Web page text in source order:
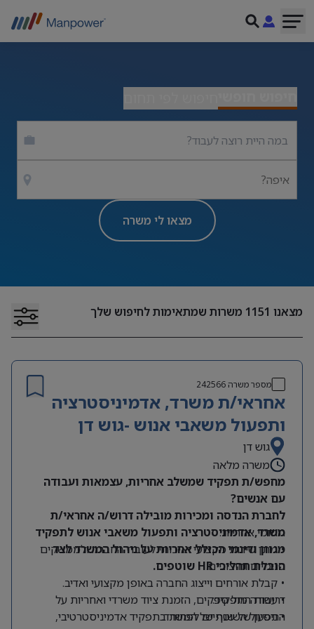
איפה?
מצאו לי משרה
מצאנו 1151 משרות שמתאימות לחיפוש שלך
מספר משרה242566
אחראי/ת משרד, אדמיניסטרציה
ותפעול משאבי אנוש -גוש דן
גוש דן
משרה מלאה
מחפש/ת תפקיד שמשלב אחריות, עצמאות ועבודה
עם אנשים?
לחברת הנדסה ומכירות מובילה דרוש/ה אחראי/ת
משרד, אדמיניסטרציה ותפעול משאבי אנוש לתפקיד
מגוון ודינמי הכולל אחריות על ניהול המשרד לצד
הובלת תהליכי HR שוטפים.
תחומי אחריות:
• מתן שירות מקצועי ואיכותי לעובדי החברה ולממשקים
פנימיים וחיצוניים.
• קבלת אורחים וייצוג החברה באופן מקצועי ואדיב.
• עבודה מול ספקים, הזמנת ציוד משרדי ואחריות על
התפעול השוטף של המשרד.
דרישות התפקיד:
• ניסיון של שנתיים לפחות בתפקיד אדמיניסטרטיבי,